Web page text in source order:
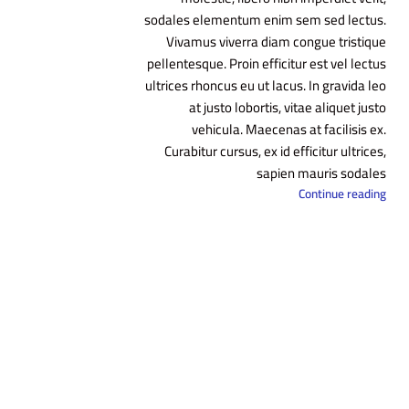
sodales elementum enim sem sed lectus.
Vivamus viverra diam congue tristique
pellentesque. Proin efficitur est vel lectus
ultrices rhoncus eu ut lacus. In gravida leo
at justo lobortis, vitae aliquet justo
vehicula. Maecenas at facilisis ex.
Curabitur cursus, ex id efficitur ultrices,
sapien mauris sodales
Continue reading